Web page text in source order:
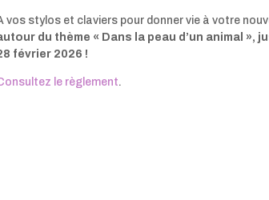
vos stylos et claviers pour donner vie à votre
du thème « Dans la peau d’un animal »,
février 2026 !
le règlement.